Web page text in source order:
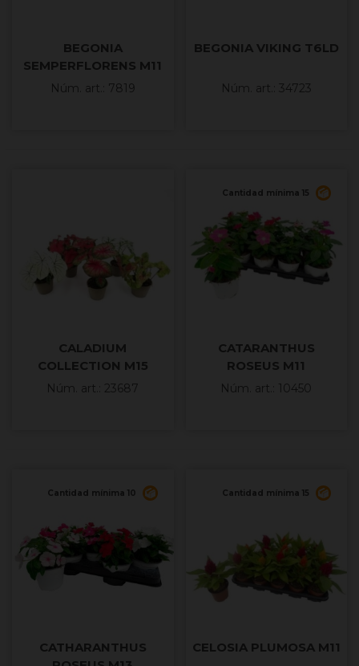
BEGONIA
SEMPERFLORENS M11
Núm. art.: 7819
BEGONIA VIKING T6LD
Núm. art.: 34723
CALADIUM
COLLECTION M15
Núm. art.: 23687
Cantidad mínima 15
CATARANTHUS
ROSEUS M11
Núm. art.: 10450
Cantidad mínima 10
CATHARANTHUS
Cantidad mínima 15
CELOSIA PLUMOSA M11